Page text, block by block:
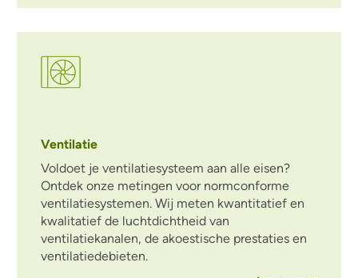
Ventilatie
Voldoet je ventilatiesysteem aan alle eisen?
Ontdek onze metingen voor normconforme
ventilatiesystemen. Wij meten kwantitatief en
kwalitatief de luchtdichtheid van
ventilatiekanalen, de akoestische prestaties en
ventilatiedebieten.